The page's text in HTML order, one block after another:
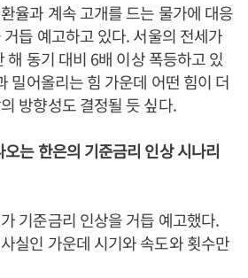
율과 계속 고개를 드는 물가에 대응
듭 예고하고 있다. 서울의 전세가
해 동기 대비 6배 이상 폭등하고 있
밀어올리는 힘 가운데 어떤 힘이 더
방향성도 결정될 듯 싶다.
는 한은의 기준금리 인상 시나리
기준금리 인상을 거듭 예고했다.
실인 가운데 시기와 속도와 횟수만